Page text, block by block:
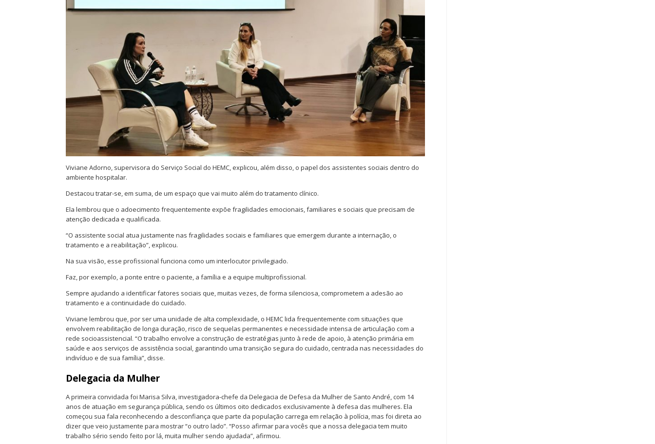
Viviane Adorno, supervisora do Serviço Social do HEMC, explicou, além disso, o papel dos assistentes sociais dentro do
ambiente hospitalar.
Destacou tratar-se, em suma, de um espaço que vai muito além do tratamento clínico.
Ela lembrou que o adoecimento frequentemente expõe fragilidades emocionais, familiares e sociais que precisam de
atenção dedicada e qualificada.
“O assistente social atua justamente nas fragilidades sociais e familiares que emergem durante a internação, o
tratamento e a reabilitação”, explicou.
Na sua visão, esse profissional funciona como um interlocutor privilegiado.
Faz, por exemplo, a ponte entre o paciente, a família e a equipe multiprofissional.
Sempre ajudando a identificar fatores sociais que, muitas vezes, de forma silenciosa, comprometem a adesão ao
tratamento e a continuidade do cuidado.
Viviane lembrou que, por ser uma unidade de alta complexidade, o HEMC lida frequentemente com situações que
envolvem reabilitação de longa duração, risco de sequelas permanentes e necessidade intensa de articulação com a
rede socioassistencial. “O trabalho envolve a construção de estratégias junto à rede de apoio, à atenção primária em
saúde e aos serviços de assistência social, garantindo uma transição segura do cuidado, centrada nas necessidades do
indivíduo e de sua família”, disse.
Delegacia da Mulher
A primeira convidada foi Marisa Silva, investigadora-chefe da Delegacia de Defesa da Mulher de Santo André, com 14
anos de atuação em segurança pública, sendo os últimos oito dedicados exclusivamente à defesa das mulheres. Ela
começou sua fala reconhecendo a desconfiança que parte da população carrega em relação à polícia, mas foi direta ao
dizer que veio justamente para mostrar “o outro lado”. “Posso afirmar para vocês que a nossa delegacia tem muito
trabalho sério sendo feito por lá, muita mulher sendo ajudada”, afirmou.